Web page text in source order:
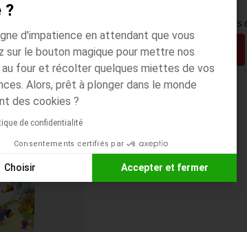
?
d'impatience en attendant que vous
sur le bouton magique pour mettre nos
four et récolter quelques miettes de vos
Alors, prêt à plonger dans le monde
des cookies ?
de confidentialité
Consentements certifiés par
Choisir Accepter et fermer
Gestion du Consentement : Personnalisez vos
vous permet d'adapter et de gérer vos
32,99€
31,34€
27,00€